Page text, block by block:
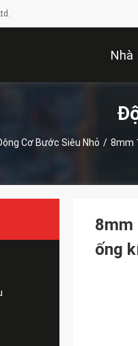
Nhà
Cơ Bước Siêu Nhỏ / 8mm
8mm
ống